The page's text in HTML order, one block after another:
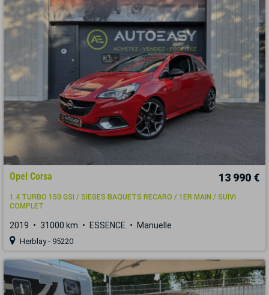
Opel Corsa 13 990 €
1.4 TURBO 150 GSI / SIEGES BAQUETS RECARO / 1ER MAIN / SUIVI
COMPLET
2019 31000 km ESSENCE Manuelle
Herblay - 95220